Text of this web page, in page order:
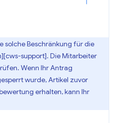
solche Beschränkung für die
support]. Die Mitarbeiter
Wenn Ihr Antrag
wurde, Artikel zuvor
erhalten, kann Ihr